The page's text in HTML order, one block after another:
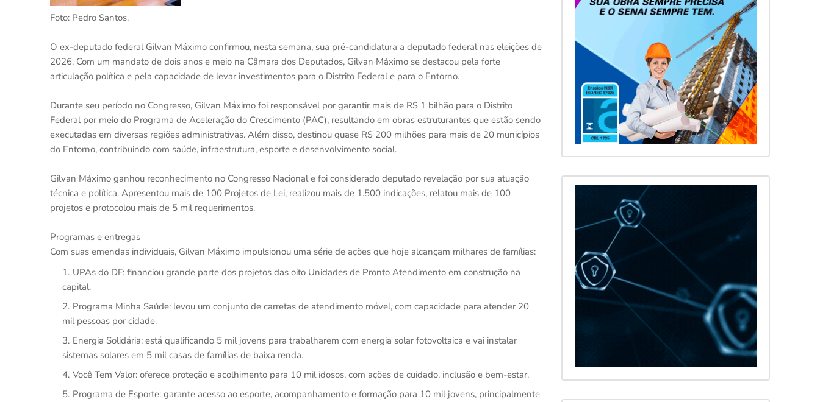
Foto: Pedro Santos.
O ex-deputado federal Gilvan Máximo confirmou, nesta semana, sua pré-candidatura a deputado federal nas eleições de
2026. Com um mandato de dois anos e meio na Câmara dos Deputados, Gilvan Máximo se destacou pela forte
articulação política e pela capacidade de levar investimentos para o Distrito Federal e para o Entorno.
Durante seu período no Congresso, Gilvan Máximo foi responsável por garantir mais de R$ 1 bilhão para o Distrito
Federal por meio do Programa de Aceleração do Crescimento (PAC), resultando em obras estruturantes que estão sendo
executadas em diversas regiões administrativas. Além disso, destinou quase R$ 200 milhões para mais de 20 municípios
do Entorno, contribuindo com saúde, infraestrutura, esporte e desenvolvimento social.
Gilvan Máximo ganhou reconhecimento no Congresso Nacional e foi considerado deputado revelação por sua atuação
técnica e política. Apresentou mais de 100 Projetos de Lei, realizou mais de 1.500 indicações, relatou mais de 100
projetos e protocolou mais de 5 mil requerimentos.
Programas e entregas
Com suas emendas individuais, Gilvan Máximo impulsionou uma série de ações que hoje alcançam milhares de famílias:
UPAs do DF: financiou grande parte dos projetos das oito Unidades de Pronto Atendimento em construção na
capital.
Programa Minha Saúde: levou um conjunto de carretas de atendimento móvel, com capacidade para atender 20
mil pessoas por cidade.
Energia Solidária: está qualificando 5 mil jovens para trabalharem com energia solar fotovoltaica e vai instalar
sistemas solares em 5 mil casas de famílias de baixa renda.
Você Tem Valor: oferece proteção e acolhimento para 10 mil idosos, com ações de cuidado, inclusão e bem-estar.
Programa de Esporte: garante acesso ao esporte, acompanhamento e formação para 10 mil jovens, principalmente